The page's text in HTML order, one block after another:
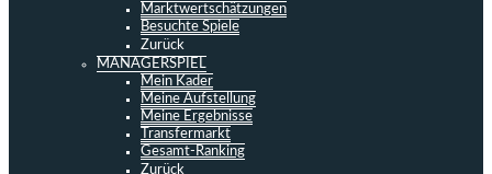
Marktwertschätzungen
Besuchte Spiele
Zurück
MANAGERSPIEL
Mein Kader
Meine Aufstellung
Meine Ergebnisse
Transfermarkt
Gesamt-Ranking
Zurück